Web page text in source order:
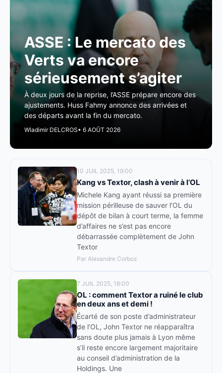
ASSE : Le mercato des
Verts va encore
sérieusement s’agiter
À deux jours de la reprise, l’ASSE prépare encore des
ajustements. Huss Fahmy annonce des arrivées et
des départs avant la fin du mercato.
Wladimir DELCROS• 6 AOÛT 2026
10 JUIL 2025, 19:00
Kang vs Textor, clash à venir à l’OL
Michele Kang ayant réussi sa première
mission périlleuse de sauver l’OL du
dépôt de bilan à court terme, la femme
d’affaires ne s’est pas encore
débarrassée complètement de John
Textor
Par Alexandre Corboz
7 JUIL 2025, 18:00
OL : comment Textor a ruiné le club
en deux ans et demi !
Écarté de son poste d’administrateur
de l’OL, John Textor ne réapparaîtra
sans doute plus jamais à Lyon même
s’il reste encore largement majoritaire
au conseil d’administration de la
Holdings. Une